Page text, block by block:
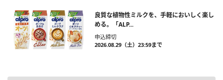
良質な植物性ミルクを、手軽においしく楽し
める。「ALP...
申込締切
2026.08.29（土）23:59まで